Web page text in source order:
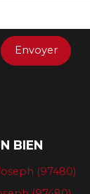
Envoyer
BIEN
(97480)